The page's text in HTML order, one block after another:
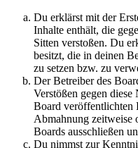
Du erklärst mit der
Inhalte enthält, die
Sitten verstoßen. Du
besitzt, die in deinen
zu setzen bzw. zu
Der Betreiber des
Verstößen gegen
Board veröffentlichten
Abmahnung zeitweise
Boards ausschließen
Du nimmst zur